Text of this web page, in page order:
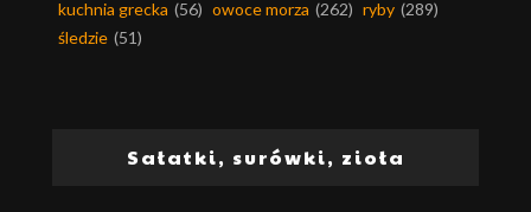
kuchnia grecka (56) owoce morza (262) ryby (289)
śledzie (51)
Sałatki, surówki, zioła